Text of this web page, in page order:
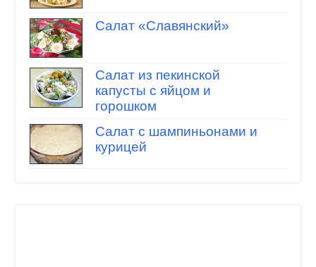
Салат «Славянский»
Салат из пекинской
капусты с яйцом и
горошком
Салат с шампиньонами и
курицей